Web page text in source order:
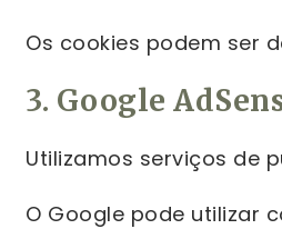
Os cookies podem ser
3. Google
Utilizamos serviços de
O Google pode utilizar